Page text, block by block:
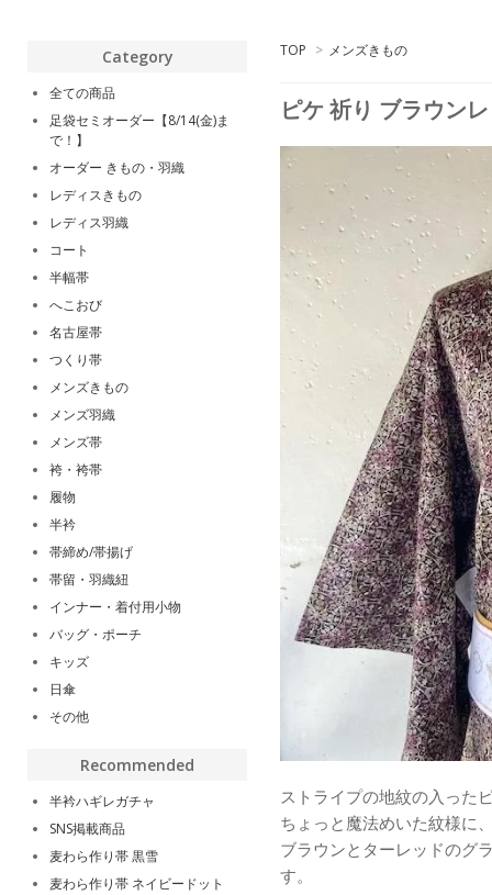
TOP > メンズきもの
ピケ 祈り ブラウン
ストライプの地紋の入った
ちょっと魔法めいた紋様に
ブラウンとターレッドのグ
す。
Category
全ての商品
足袋セミオーダー【8/14(金)ま
で！】
オーダー きもの・羽織
レディスきもの
レディス羽織
コート
半幅帯
へこおび
名古屋帯
つくり帯
メンズきもの
メンズ羽織
メンズ帯
袴・袴帯
履物
半衿
帯締め/帯揚げ
帯留・羽織紐
インナー・着付用小物
バッグ・ポーチ
キッズ
日傘
その他
Recommended
半衿ハギレガチャ
SNS掲載商品
麦わら作り帯 黒雪
麦わら作り帯 ネイビードット